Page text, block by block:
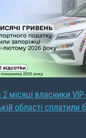
місяці власники
області сплатили